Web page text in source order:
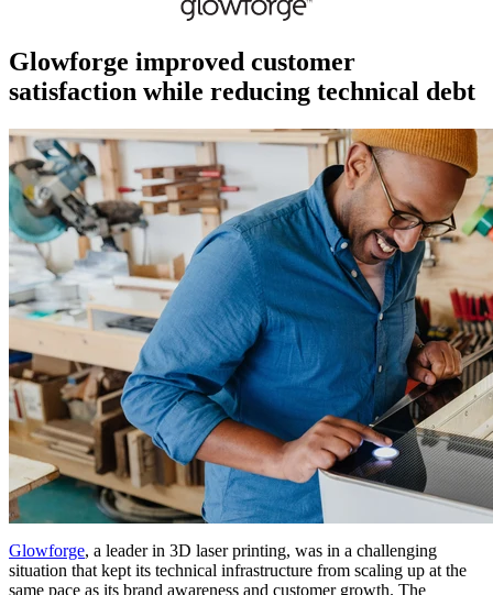
Glowforge improved customer
satisfaction while reducing technical debt
Glowforge, a leader in 3D laser printing, was in a challenging
situation that kept its technical infrastructure from scaling up at the
same pace as its brand awareness and customer growth. The